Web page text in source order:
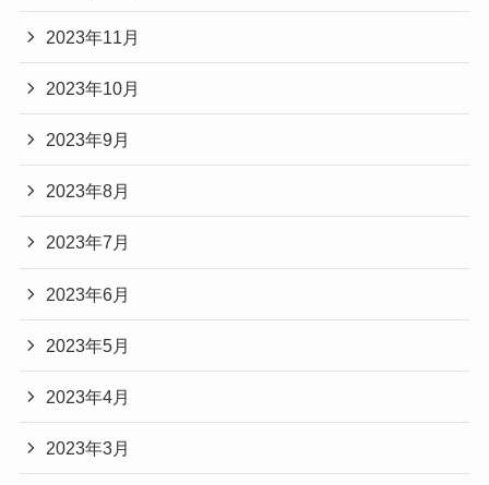
2023年11月
2023年10月
2023年9月
2023年8月
2023年7月
2023年6月
2023年5月
2023年4月
2023年3月